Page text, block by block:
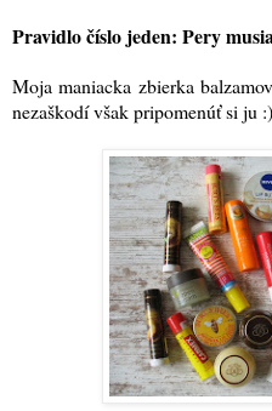
Pravidlo číslo jeden: Pery
Moja maniacka zbierka
nezaškodí však pripomenúť si ju :)